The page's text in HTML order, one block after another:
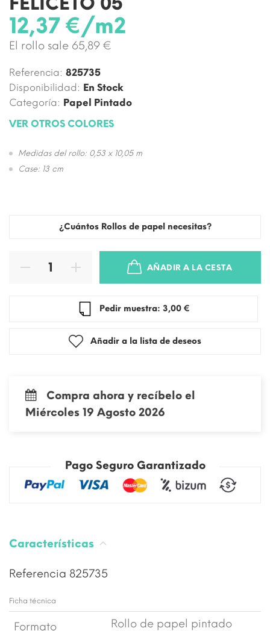
12,37 €/m2
El rollo sale 65,89 €
Referencia: 825735
Disponibilidad: En Stock
Categoría: Papel Pintado
VER OTROS COLORES
Medidas del rollo: 0,53 x 10,05 m
Case: 13 cm
¿Cuántos Rollos de papel necesitas?
AÑADIR A LA CESTA
Pedir muestra: 3,00 €
Añadir a la lista de deseos
Compra ahora y recíbelo el
Miércoles 19 Agosto 2026
Pago Seguro Garantizado
Características
Referencia 825735
Ficha técnica
Formato Rollo de papel pintado